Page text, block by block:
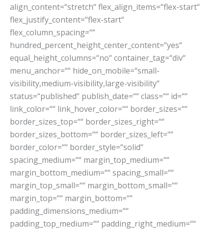
align_content=“stretch“ flex_align_items=“flex-start“
flex_justify_content=“flex-start“
flex_column_spacing=““
hundred_percent_height_center_content=“yes“
equal_height_columns=“no“ container_tag=“div“
menu_anchor=““ hide_on_mobile=“small-
visibility,medium-visibility,large-visibility“
status=“published“ publish_date=““ class=““ id=““
link_color=““ link_hover_color=““ border_sizes=““
border_sizes_top=““ border_sizes_right=““
border_sizes_bottom=““ border_sizes_left=““
border_color=““ border_style=“solid“
spacing_medium=““ margin_top_medium=““
margin_bottom_medium=““ spacing_small=““
margin_top_small=““ margin_bottom_small=““
margin_top=““ margin_bottom=““
padding_dimensions_medium=““
padding_top_medium=““ padding_right_medium=““